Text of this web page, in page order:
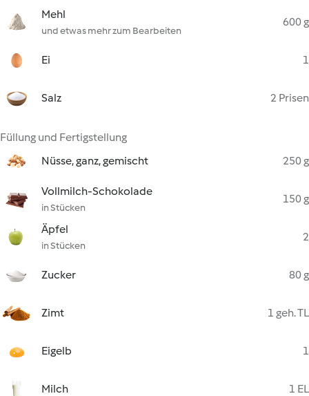
Mehl
und etwas mehr zum Bearbeiten
600 g
Ei 1
Salz 2 Prisen
Füllung und Fertigstellung
Nüsse, ganz, gemischt
250 g
Vollmilch-Schokolade
in Stücken
150 g
Äpfel
in Stücken
2
Zucker 80 g
Zimt 1 geh. TL
Eigelb 1
Milch 1 EL